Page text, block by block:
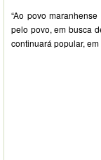
“Ao povo
pelo povo, em busca
continuará popular,